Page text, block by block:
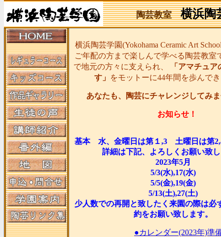
陶芸教室 横浜陶
横浜陶芸学園(Yokohama Ceramic Art
ご年配の方まで楽しんで学べる陶芸教室
で地元の方々に支えられ、
「アマチュ
す」
をモットーに44年間を歩んで
あなたも、陶芸にチャレンジしてみ
お知らせ！
基本 水、金曜日は第１,3 土曜日は第
詳細は下記、よろしくお願い致
2023年5月
5/3(水),17(水)
5/5(金),19(金)
5/13(土),27(土)
少人数での再開と致したく来園の際は必
約をお願い致します。
●カレンダー(2023年)準